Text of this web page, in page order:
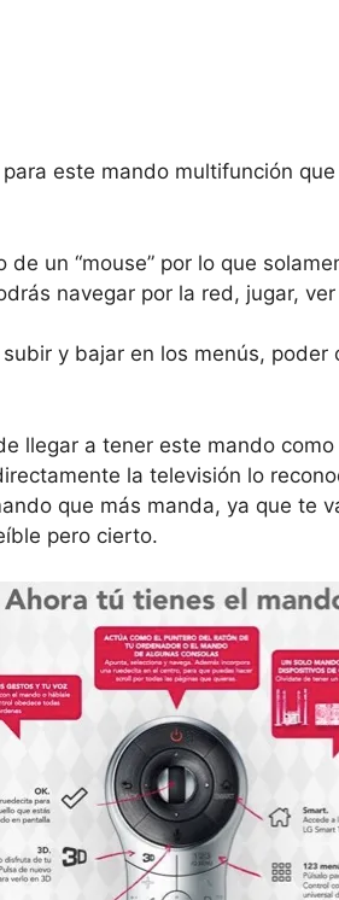
este mando multifunción
un “mouse” por lo que
navegar por la red, jugar,
y bajar en los menús,
llegar a tener este mando
la televisión lo
que más manda, ya que te
pero cierto.